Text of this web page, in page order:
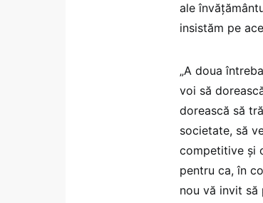
ale
insistăm pe
„A doua
voi să
dorească să
societate, să
competitive și
pentru ca, în
nou vă invit să